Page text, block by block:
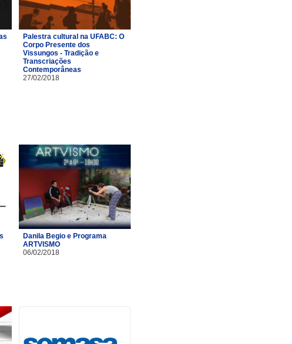
Palestra cultural na UFABC: O
Corpo Presente dos
Vissungos - Tradição e
Transcriações
Contemporâneas
27/02/2018
Danila Begio e Programa
ARTVISMO
06/02/2018